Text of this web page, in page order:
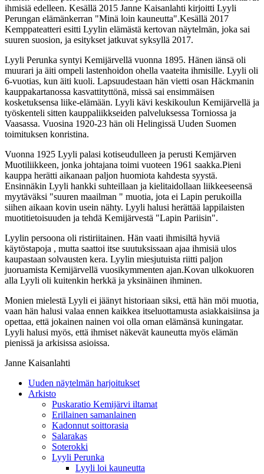
ihmisiä edelleen. Kesällä 2015 Janne Kaisanlahti kirjoitti Lyyli
Perungan elämänkerran "Minä loin kauneutta".Kesällä 2017
Kemppateatteri esitti Lyylin elämästä kertovan näytelmän, joka sai
suuren suosion, ja esitykset jatkuvat syksyllä 2017.
Lyyli Perunka syntyi Kemijärvellä vuonna 1895. Hänen iänsä oli
muurari ja äiti ompeli lastenhoidon ohella vaateita ihmisille. Lyyli oli
6-vuotias, kun äiti kuoli. Lapsuudestaan hän vietti osan Häckmanin
kauppakartanossa kasvattityttönä, missä sai ensimmäisen
kosketuksensa liike-elämään. Lyyli kävi keskikoulun Kemijärvellä ja
työskenteli sitten kauppaliikkseiden palveluksessa Torniossa ja
Vaasassa. Vuosina 1920-23 hän oli Helingissä Uuden Suomen
toimituksen konristina.
Vuonna 1925 Lyyli palasi kotiseudulleen ja perusti Kemjärven
Muotiliikkeen, jonka johtajana toimi vuoteen 1961 saakka.Pieni
kauppa herätti aikanaan paljon huomiota kahdesta syystä.
Ensinnäkin Lyyli hankki suhteillaan ja kielitaidollaan liikkeeseensä
myytäväksi "suuren maailman " muotia, jota ei Lapin perukoilla
siihen aikaan kovin usein nähty. Lyyli halusi herättää lappilaisten
muotitietoisuuden ja tehdä Kemijärvestä "Lapin Pariisin".
Lyylin persoona oli ristiriitainen. Hän vaati ihmisiltä hyviä
käytöstapoja , mutta saattoi itse suutuksissaan ajaa ihmisiä ulos
kaupastaan solvausten kera. Lyylin miesjutuista riitti paljon
juoruamista Kemijärvellä vuosikymmenten ajan.Kovan ulkokuoren
alla Lyyli oli kuitenkin herkkä ja yksinäinen ihminen.
Monien mielestä Lyyli ei jäänyt historiaan siksi, että hän möi muotia,
vaan hän halusi valaa ennen kaikkea itseluottamusta asiakkaisiinsa ja
opettaa, että jokainen nainen voi olla oman elämänsä kuningatar.
Lyyli halusi myös, että ihmiset näkevät kauneutta myös elämän
pienissä ja arkisissa asioissa.
Janne Kaisanlahti
Uuden näytelmän harjoitukset
Arkisto
Puskaratio Kemijärvi iltamat
Erillainen samanlainen
Kadonnut soittorasia
Salarakas
Soterokki
Lyyli Perunka
Lyyli loi kauneutta